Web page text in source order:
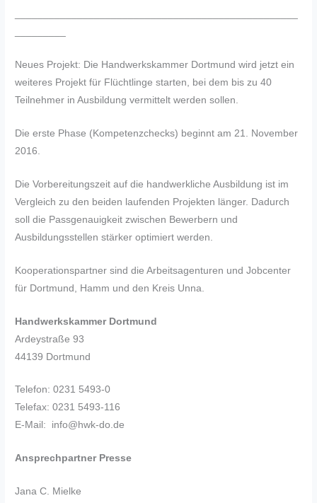
Neues Projekt: Die Handwerkskammer Dortmund wird jetzt ein
weiteres Projekt für Flüchtlinge starten, bei dem bis zu 40
Teilnehmer in Ausbildung vermittelt werden sollen.
Die erste Phase (Kompetenzchecks) beginnt am 21. November
2016.
Die Vorbereitungszeit auf die handwerkliche Ausbildung ist im
Vergleich zu den beiden laufenden Projekten länger. Dadurch
soll die Passgenauigkeit zwischen Bewerbern und
Ausbildungsstellen stärker optimiert werden.
Kooperationspartner sind die Arbeitsagenturen und Jobcenter
für Dortmund, Hamm und den Kreis Unna.
Handwerkskammer Dortmund
Ardeystraße 93
44139 Dortmund
Telefon: 0231 5493-0
Telefax: 0231 5493-116
E-Mail: info@hwk-do.de
Ansprechpartner Presse
Jana C. Mielke